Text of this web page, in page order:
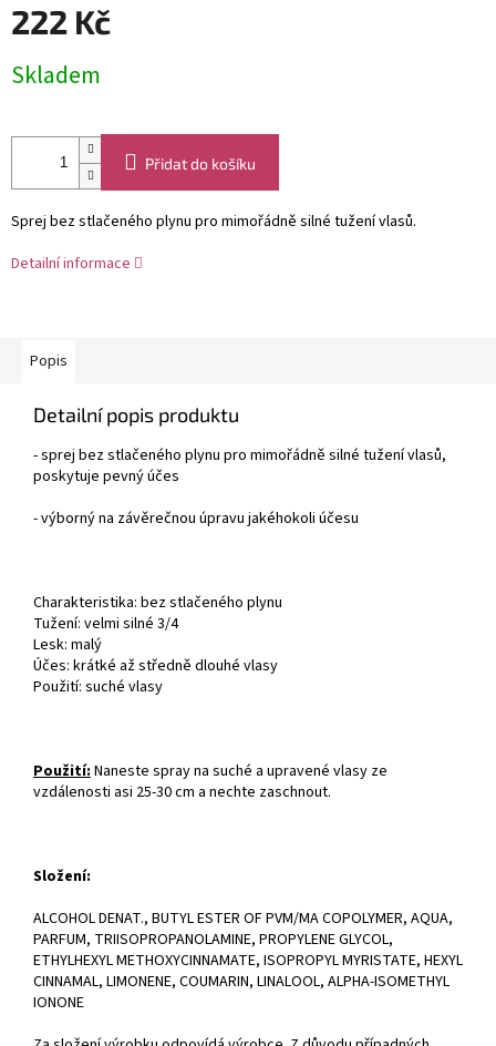
222 Kč
cena:
Skladem
Přidat do košíku
Sprej bez stlačeného plynu pro mimořádně silné tužení vlasů.
Detailní informace
Popis
Detailní popis produktu
- sprej bez stlačeného plynu pro mimořádně silné tužení vlasů,
poskytuje pevný účes
- výborný na závěrečnou úpravu jakéhokoli účesu
Charakteristika: bez stlačeného plynu
Tužení: velmi silné 3/4
Lesk: malý
Účes: krátké až středně dlouhé vlasy
Použití: suché vlasy
Použití:Naneste spray na suché a upravené vlasy ze
vzdálenosti asi 25-30 cm a nechte zaschnout.
Složení:
ALCOHOL DENAT., BUTYL ESTER OF PVM/MA COPOLYMER, AQUA,
PARFUM, TRIISOPROPANOLAMINE, PROPYLENE GLYCOL,
ETHYLHEXYL METHOXYCINNAMATE, ISOPROPYL MYRISTATE, HEXYL
CINNAMAL, LIMONENE, COUMARIN, LINALOOL, ALPHA-ISOMETHYL
IONONE